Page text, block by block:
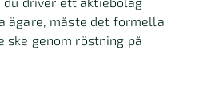
ägare, måste det formella
ske genom röstning på